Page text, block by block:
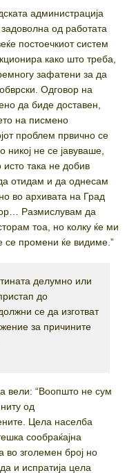
администрација
од работата
постоечкиот систем
како што треба,
зафатени за да
Одговор на
да биде доставен,
на писмено
проблем првично се
не се јавуваше,
така не добив
отидам и да однесам
во архивата на Град
Размислувам да
тоа, но колку ќе ми
се промени ќе видиме.”
делумно или
до
се да изготват
за причините
вели: “Воопшто не сум
од
Цела населба
сообраќајна
во зголемен број но
и испратија цела